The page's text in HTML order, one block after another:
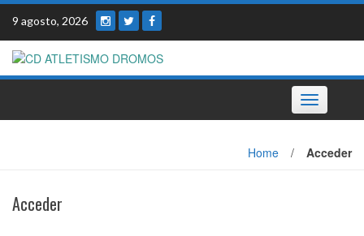
Skip
content
9 agosto, 2026
Toggle
navigation
Home / Acceder
Acceder